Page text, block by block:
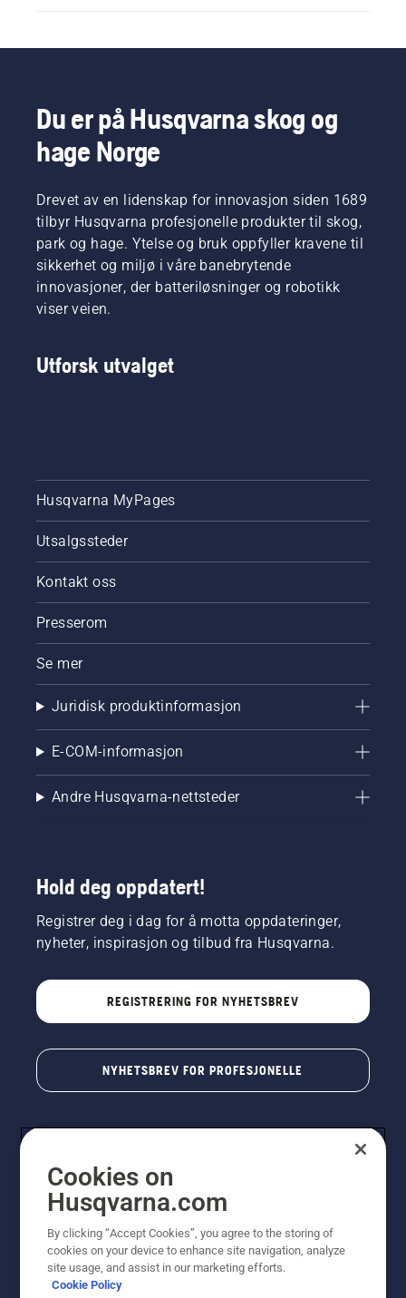
Du er på Husqvarna skog og
hage Norge
Drevet av en lidenskap for innovasjon siden 1689
tilbyr Husqvarna profesjonelle produkter til skog,
park og hage. Ytelse og bruk oppfyller kravene til
sikkerhet og miljø i våre banebrytende
innovasjoner, der batteriløsninger og robotikk
viser veien.
Utforsk utvalget
Husqvarna MyPages
Utsalgssteder
Kontakt oss
Presserom
Se mer
Juridisk produktinformasjon
E-COM-informasjon
Andre Husqvarna-nettsteder
Hold deg oppdatert!
Registrer deg i dag for å motta oppdateringer,
nyheter, inspirasjon og tilbud fra Husqvarna.
REGISTRERING FOR NYHETSBREV
NYHETSBREV FOR PROFESJONELLE
© Husqvarna AB (utgiver). Med enerett. Angitte priser
er veiledende priser. Alle oppgitte priser er veiledende
Cookies on
Husqvarna.com
By clicking “Accept Cookies”, you agree to the storing of
cookies on your device to enhance site navigation, analyze
site usage, and assist in our marketing efforts.
Cookie Policy